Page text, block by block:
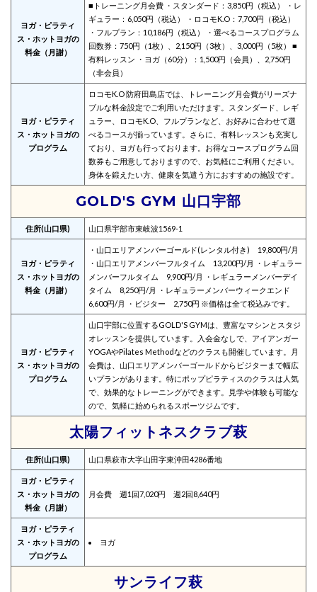
ヨガ・ピラティ
ス・ホットヨガの
料金（月謝）
■トレーニング月会費 ・スタンダード：3,850円（税込） ・レ
ギュラー：6,050円（税込） ・ロコモK.O：7,700円（税込）
・フルプラン：10,186円（税込） ・選べるコースプログラム
回数券：750円（1枚）、2,150円（3枚）、3,000円（5枚） ■
有料レッスン ・ヨガ（60分）：1,500円（会員）、2,750円
（非会員）
ヨガ・ピラティ
ス・ホットヨガの
プログラム
ロコモK.O 防府田島店では、トレーニング月会費がリーズナ
ブルな料金設定でご利用いただけます。スタンダード、レギ
ュラー、ロコモK.O、フルプランなど、お好みに合わせて選
べるコースが揃っています。さらに、有料レッスンも充実し
ており、ヨガも行っております。お得なコースプログラム回
数券もご用意しておりますので、お気軽にご利用ください。
身体を鍛えたい方、健康を気遣う方におすすめの施設です。
GOLD'S GYM 山口宇部
住所(山口県) 山口県宇部市東岐波1569-1
ヨガ・ピラティ
ス・ホットヨガの
料金（月謝）
・山口エリアメンバーゴールド(レンタル付き) 19,800円/月
・山口エリアメンバーフルタイム 13,200円/月 ・レギュラー
メンバーフルタイム 9,900円/月 ・レギュラーメンバーデイ
タイム 8,250円/月 ・レギュラーメンバーウィークエンド
6,600円/月 ・ビジター 2,750円 ※価格は全て税込みです。
ヨガ・ピラティ
ス・ホットヨガの
プログラム
山口宇部に位置するGOLD'S GYMは、豊富なマシンとスタジ
オレッスンを提供しています。入会金なしで、アイアンガー
YOGAやPilates Methodなどのクラスも開催しています。月
会費は、山口エリアメンバーゴールドからビジターまで幅広
いプランがあります。特にポップピラティスのクラスは人気
で、効果的なトレーニングができます。見学や体験も可能な
ので、気軽に始められるスポーツジムです。
太陽フィットネスクラブ萩
住所(山口県) 山口県萩市大字山田字東沖田4286番地
ヨガ・ピラティ
ス・ホットヨガの
料金（月謝）
月会費 週1回7,020円 週2回8,640円
ヨガ・ピラティ
ス・ホットヨガの
プログラム
ヨガ
サンライフ萩